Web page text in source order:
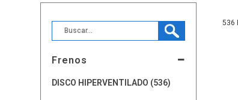
Frenos
DISCO HIPERVENTILADO (536)
536